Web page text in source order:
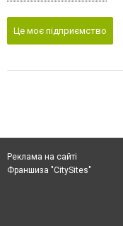
Це моє підприємство
Реклама на сайті
Франшиза "CitySites"